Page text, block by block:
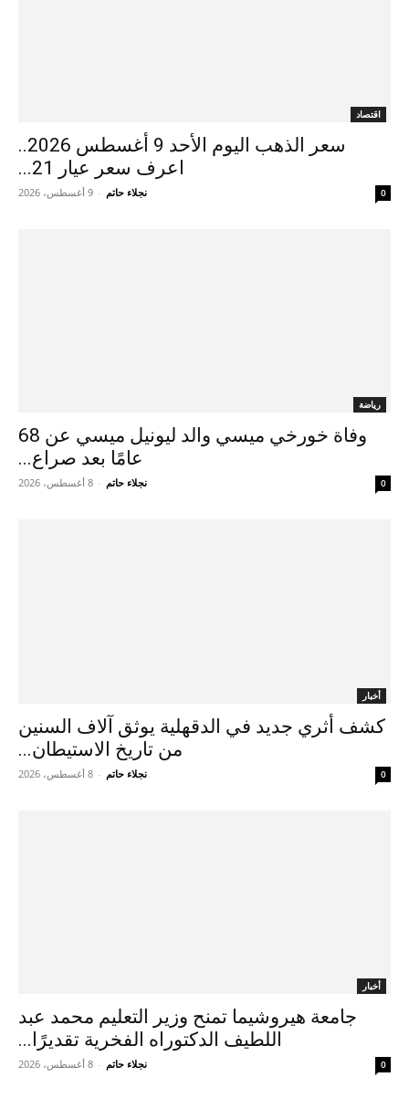
اقتصاد
سعر الذهب اليوم الأحد 9 أغسطس 2026..
اعرف سعر عيار 21...
نجلاء حاتم - 9 أغسطس، 2026 0
رياضة
وفاة خورخي ميسي والد ليونيل ميسي عن 68
عامًا بعد صراع...
نجلاء حاتم - 8 أغسطس، 2026 0
أخبار
كشف أثري جديد في الدقهلية يوثق آلاف السنين
من تاريخ الاستيطان...
نجلاء حاتم - 8 أغسطس، 2026 0
أخبار
جامعة هيروشيما تمنح وزير التعليم محمد عبد
اللطيف الدكتوراه الفخرية تقديرًا...
نجلاء حاتم - 8 أغسطس، 2026 0